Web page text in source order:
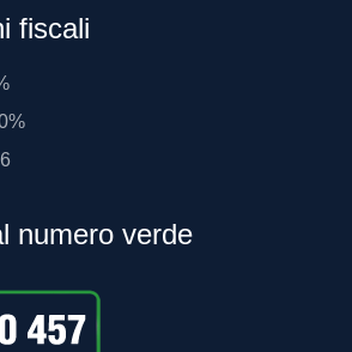
fiscali
numero verde